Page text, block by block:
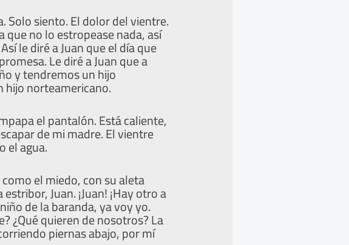
Solo siento. El dolor del vientre.
no lo estropease nada, así
le diré a Juan que el día que
Le diré a Juan que a
y tendremos un hijo
hijo norteamericano.
el pantalón. Está caliente,
de mi madre. El vientre
el agua.
el miedo, con su aleta
Juan. ¡Juan! ¡Hay otro a
de la baranda, ya voy yo.
¿Qué quieren de nosotros? La
piernas abajo, por mí